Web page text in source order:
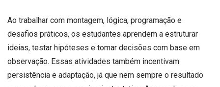
Ao trabalhar com montagem, lógica, programação e
desafios práticos, os estudantes aprendem a estruturar
ideias, testar hipóteses e tomar decisões com base em
observação. Essas atividades também incentivam
persistência e adaptação, já que nem sempre o resultado